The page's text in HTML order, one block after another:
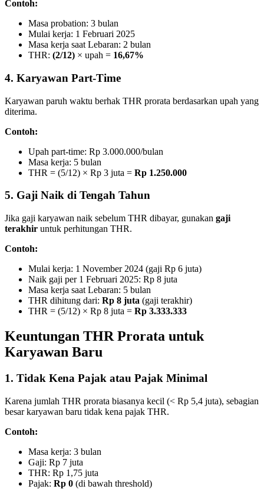
Contoh:
Masa probation: 3 bulan
Mulai kerja: 1 Februari 2025
Masa kerja saat Lebaran: 2 bulan
THR: (2/12) × upah = 16,67%
4. Karyawan Part-Time
Karyawan paruh waktu berhak THR prorata berdasarkan upah yang
diterima.
Contoh:
Upah part-time: Rp 3.000.000/bulan
Masa kerja: 5 bulan
THR = (5/12) × Rp 3 juta = Rp 1.250.000
5. Gaji Naik di Tengah Tahun
Jika gaji karyawan naik sebelum THR dibayar, gunakan gaji
terakhir untuk perhitungan THR.
Contoh:
Mulai kerja: 1 November 2024 (gaji Rp 6 juta)
Naik gaji per 1 Februari 2025: Rp 8 juta
Masa kerja saat Lebaran: 5 bulan
THR dihitung dari: Rp 8 juta (gaji terakhir)
THR = (5/12) × Rp 8 juta = Rp 3.333.333
Keuntungan THR Prorata untuk
Karyawan Baru
1. Tidak Kena Pajak atau Pajak Minimal
Karena jumlah THR prorata biasanya kecil (< Rp 5,4 juta), sebagian
besar karyawan baru tidak kena pajak THR.
Contoh:
Masa kerja: 3 bulan
Gaji: Rp 7 juta
THR: Rp 1,75 juta
Pajak: Rp 0 (di bawah threshold)